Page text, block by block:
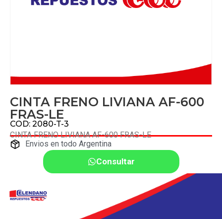
CINTA FRENO LIVIANA AF-600
FRAS-LE
COD: 2080-T-3
CINTA FRENO LIVIANA AF-600 FRAS-LE
Envios en todo Argentina
Consultar